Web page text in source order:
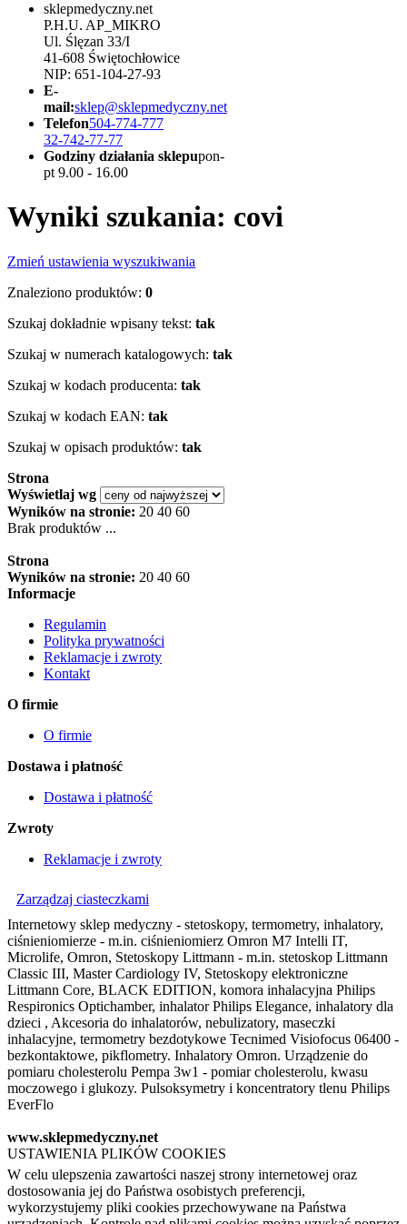
sklepmedyczny.net
P.H.U. AP_MIKRO
Ul. Ślęzan 33/I
41-608 Świętochłowice
NIP: 651-104-27-93
E-
mail:sklep@sklepmedyczny.net
Telefon504-774-777
32-742-77-77
Godziny działania sklepupon-
pt 9.00 - 16.00
Wyniki szukania: covi
Zmień ustawienia wyszukiwania
Znaleziono produktów: 0
Szukaj dokładnie wpisany tekst: tak
Szukaj w numerach katalogowych: tak
Szukaj w kodach producenta: tak
Szukaj w kodach EAN: tak
Szukaj w opisach produktów: tak
Strona
Wyświetlaj wg
Wyników na stronie: 20 40 60
Brak produktów ...
Strona
Wyników na stronie: 20 40 60
Informacje
Regulamin
Polityka prywatności
Reklamacje i zwroty
Kontakt
O firmie
O firmie
Dostawa i płatność
Dostawa i płatność
Zwroty
Reklamacje i zwroty
Zarządzaj ciasteczkami
Internetowy sklep medyczny - stetoskopy, termometry, inhalatory,
ciśnieniomierze - m.in. ciśnieniomierz Omron M7 Intelli IT,
Microlife, Omron, Stetoskopy Littmann - m.in. stetoskop Littmann
Classic III, Master Cardiology IV, Stetoskopy elektroniczne
Littmann Core, BLACK EDITION, komora inhalacyjna Philips
Respironics Optichamber, inhalator Philips Elegance, inhalatory dla
dzieci , Akcesoria do inhalatorów, nebulizatory, maseczki
inhalacyjne, termometry bezdotykowe Tecnimed Visiofocus 06400 -
bezkontaktowe, pikflometry. Inhalatory Omron. Urządzenie do
pomiaru cholesterolu Pempa 3w1 - pomiar cholesterolu, kwasu
moczowego i glukozy. Pulsoksymetry i koncentratory tlenu Philips
EverFlo
www.sklepmedyczny.net
USTAWIENIA PLIKÓW COOKIES
W celu ulepszenia zawartości naszej strony internetowej oraz
dostosowania jej do Państwa osobistych preferencji,
wykorzystujemy pliki cookies przechowywane na Państwa